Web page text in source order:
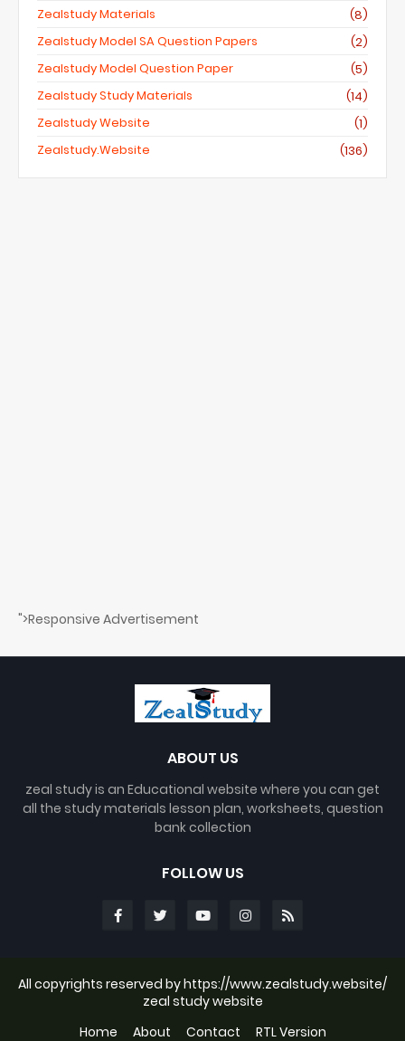
Zealstudy Materials
(8)
Zealstudy Model SA Question Papers
(2)
Zealstudy Model Question Paper
(5)
Zealstudy Study Materials
(14)
Zealstudy Website
(1)
Zealstudy.website
(136)
">Responsive Advertisement
ABOUT US
zeal study is an Educational website where you can get
all the study materials lesson plan, worksheets, question
bank collection
FOLLOW US
All copyrights reserved by https://www.zealstudy.website/
zeal study website
Home
About Contact RTL Version